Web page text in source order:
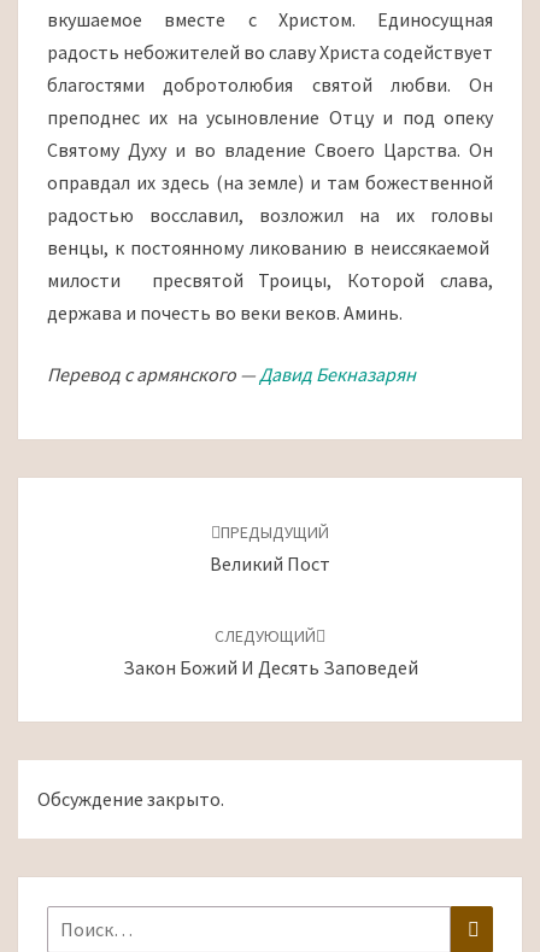
вкушаемое вместе с Христом. Единосущная
радость небожителей во славу Христа содействует
благостями добротолюбия святой любви. Он
преподнес их на усыновление Отцу и под опеку
Святому Духу и во владение Своего Царства. Он
оправдал их здесь (на земле) и там божественной
радостью восславил, возложил на их головы
венцы, к постоянному ликованию в неиссякаемой
милости пресвятой Троицы, Которой слава,
держава и почесть во веки веков. Аминь.
Перевод с армянского —Давид Бекназарян
ПРЕДЫДУЩИЙ
Великий Пост
СЛЕДУЮЩИЙ
Закон Божий И Десять Заповедей
Обсуждение закрыто.
Найти: Поиск